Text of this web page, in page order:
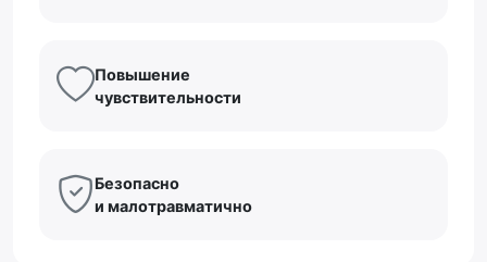
Повышение
чувствительности
Безопасно
и малотравматично